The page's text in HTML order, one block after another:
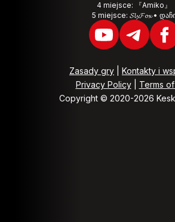
4 miejsce: 『Amiko』
5 miejsce: 𝓢𝓵𝔂𝓕𝓸𝔁 •
Zasady gry
Kontakty i
Privacy Policy| Terms
Copyright © 2020-2026